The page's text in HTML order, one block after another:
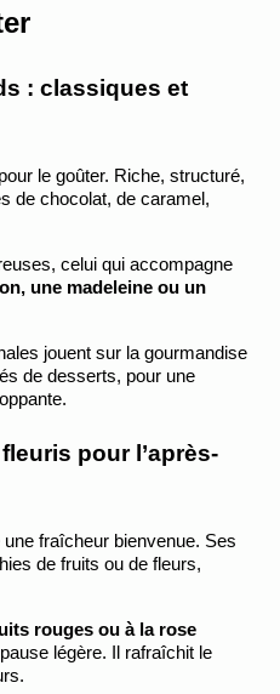
: classiques et
le goûter. Riche, structuré,
de chocolat, de caramel,
celui qui accompagne
une madeleine ou un
jouent sur la gourmandise
de desserts, pour une
pour l’après-
une fraîcheur bienvenue. Ses
de fruits ou de fleurs,
rouges ou à la rose
légère. Il rafraîchit le